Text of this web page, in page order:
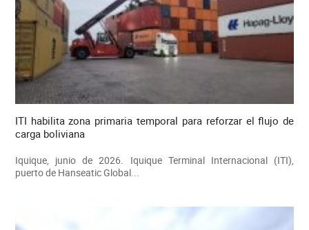
ITI habilita zona primaria temporal para reforzar el flujo de
carga boliviana
Iquique, junio de 2026. Iquique Terminal Internacional (ITI),
puerto de Hanseatic Global...